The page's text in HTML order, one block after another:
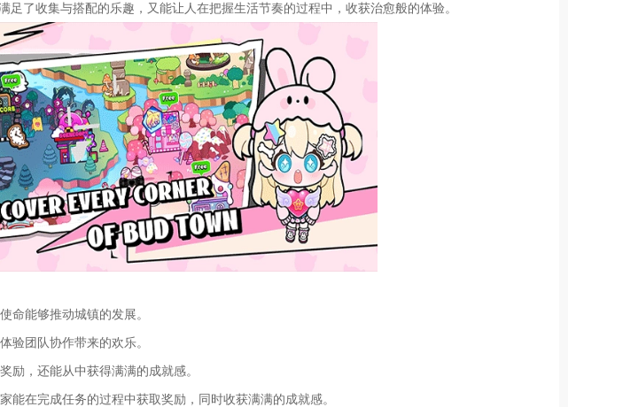
足了收集与搭配的乐趣，又能让人在把握生活节奏的过程中，收获治愈般的体验。
命能够推动城镇的发展。
验团队协作带来的欢乐。
励，还能从中获得满满的成就感。
能在完成任务的过程中获取奖励，同时收获满满的成就感。